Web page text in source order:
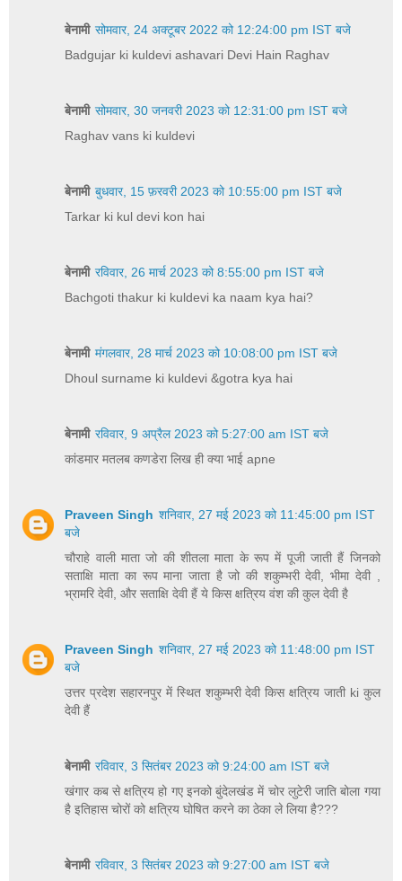
बेनामी सोमवार, 24 अक्टूबर 2022 को 12:24:00 pm IST बजे
Badgujar ki kuldevi ashavari Devi Hain Raghav
बेनामी सोमवार, 30 जनवरी 2023 को 12:31:00 pm IST बजे
Raghav vans ki kuldevi
बेनामी बुधवार, 15 फ़रवरी 2023 को 10:55:00 pm IST बजे
Tarkar ki kul devi kon hai
बेनामी रविवार, 26 मार्च 2023 को 8:55:00 pm IST बजे
Bachgoti thakur ki kuldevi ka naam kya hai?
बेनामी मंगलवार, 28 मार्च 2023 को 10:08:00 pm IST बजे
Dhoul surname ki kuldevi &gotra kya hai
बेनामी रविवार, 9 अप्रैल 2023 को 5:27:00 am IST बजे
कांडमार मतलब कणडेरा लिख ही क्या भाई apne
Praveen Singh शनिवार, 27 मई 2023 को 11:45:00 pm IST
बजे
चौराहे वाली माता जो की शीतला माता के रूप में पूजी जाती हैं जिनको
सताक्षि माता का रूप माना जाता है जो की शकुम्भरी देवी, भीमा देवी ,
भ्रामरि देवी, और सताक्षि देवी हैं ये किस क्षत्रिय वंश की कुल देवी है
Praveen Singh शनिवार, 27 मई 2023 को 11:48:00 pm IST
बजे
उत्तर प्रदेश सहारनपुर में स्थित शकुम्भरी देवी किस क्षत्रिय जाती ki कुल
देवी हैं
बेनामी रविवार, 3 सितंबर 2023 को 9:24:00 am IST बजे
खंगार कब से क्षत्रिय हो गए इनको बुंदेलखंड में चोर लुटेरी जाति बोला गया
है इतिहास चोरों को क्षत्रिय घोषित करने का ठेका ले लिया है???
बेनामी रविवार, 3 सितंबर 2023 को 9:27:00 am IST बजे